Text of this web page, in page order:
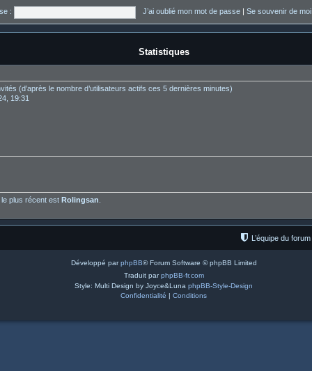
: J’ai oublié mon mot de passe Se souvenir de moi
Statistiques
(d’après le nombre d’utilisateurs actifs ces 5 dernières minutes)
19:31
plus récent est Rolingsan
L’équipe du forum
Développé parphpBB® Forum Software © phpBB Limited
Traduit parphpBB-fr.com
Style: Multi Design by Joyce&Luna phpBB-Style-Design
Confidentialité | Conditions